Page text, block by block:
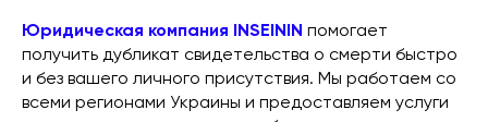
Юридическая компания INSEININ помогает
получить дубликат свидетельства о смерти быстро
и без вашего личного присутствия. Мы работаем со
всеми регионами Украины и предоставляем услуги